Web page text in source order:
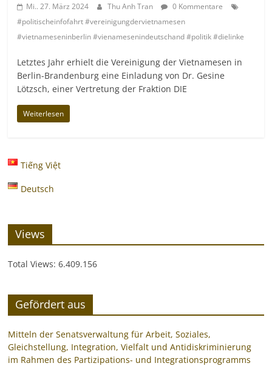
Mi.. 27. März 2024 Thu Anh Tran
0 Kommentare
#politischeinfofahrt #vereinigungdervietnamesen
#vietnameseninberlin #vienamesenindeutschand #politik #dielinke
Letztes Jahr erhielt die Vereinigung der Vietnamesen in
Berlin-Brandenburg eine Einladung von Dr. Gesine
Lötzsch, einer Vertretung der Fraktion DIE
Weiterlesen
Tiếng Việt
Deutsch
Views
Total Views:6.409.156
Gefördert aus
Mitteln der Senatsverwaltung für Arbeit, Soziales,
Gleichstellung, Integration, Vielfalt und Antidiskriminierung
im Rahmen des Partizipations- und Integrationsprogramms